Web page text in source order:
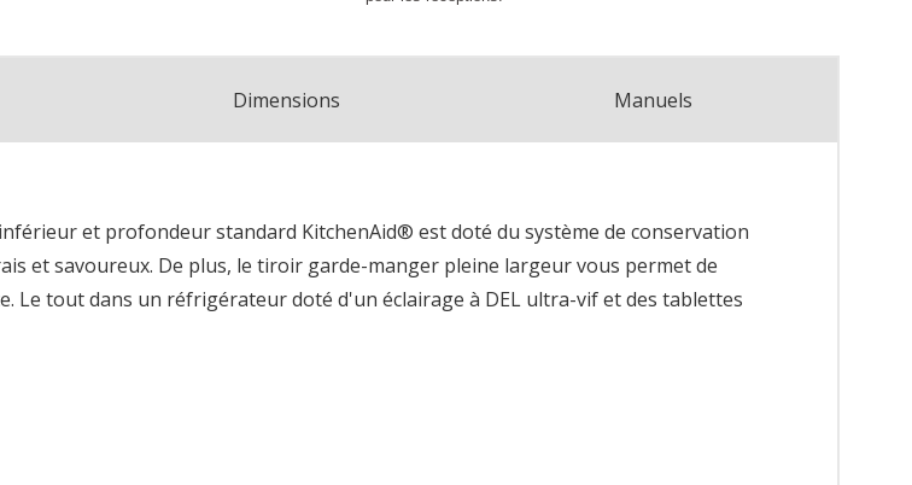
Dimensions Manuels
et profondeur standard KitchenAid® est doté du système de conservation
et savoureux. De plus, le tiroir garde-manger pleine largeur vous permet de
Le tout dans un réfrigérateur doté d'un éclairage à DEL ultra-vif et des tablettes